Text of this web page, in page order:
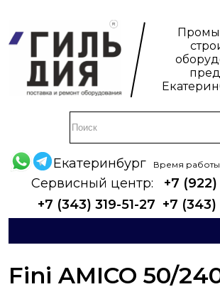
Екатеринбург Время
Сервисный центр:
+7
+7 (343) 319-51-27 +7
Fini AMICO 50/